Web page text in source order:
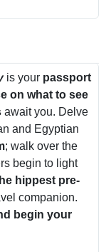
is your passport
on what to see
await you. Delve
and Egyptian
; walk over the
begin to light
hippest pre-
companion.
begin your